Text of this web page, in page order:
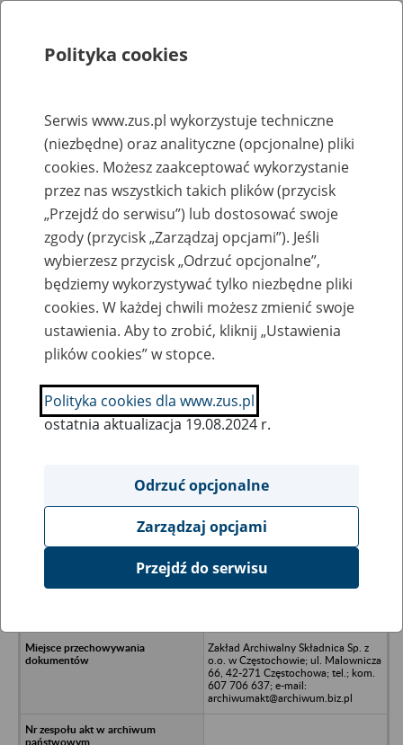
Rejestry, ewidencje i archiwa
Baza zlikwidowanych lub
przekształconych zakładów pracy
Nazwa zakładu pracy:
SZUKAJ
Ukryj wszystkie pozycje bazy
MARABUD Renonty Budownictwo
Zakład Archiwalny Składnica Sp. z
o.o. w Częstochowie; ul. Malownicza
66, 42-271 Częstochowa; tel.; kom.
607 706 637; e-mail:
archiwumakt@archiwum.biz.pl
Polityka cookies
Serwis www.zus.pl wykorzystuje techniczne
(niezbędne) oraz analityczne (opcjonalne) pliki
cookies. Możesz zaakceptować wykorzystanie
przez nas wszystkich takich plików (przycisk
„Przejdź do serwisu”) lub dostosować swoje
zgody (przycisk „Zarządzaj opcjami”). Jeśli
wybierzesz przycisk „Odrzuć opcjonalne”,
będziemy wykorzystywać tylko niezbędne pliki
cookies. W każdej chwili możesz zmienić swoje
ustawienia. Aby to zrobić, kliknij „Ustawienia
plików cookies” w stopce.
Polityka cookies dla www.zus.pl
ostatnia aktualizacja 19.08.2024 r.
Odrzuć opcjonalne
Zarządzaj opcjami
Przejdź do serwisu